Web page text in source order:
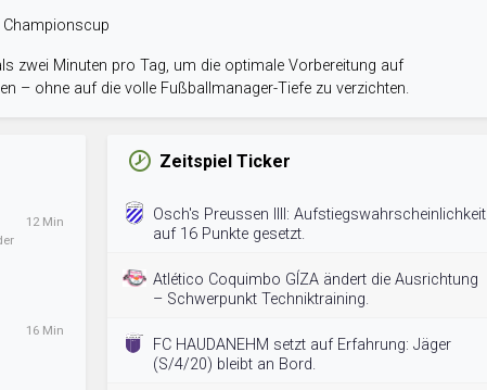
zwei Minuten pro Tag, um die optimale Vorbereitung auf
– ohne auf die volle Fußballmanager-Tiefe zu verzichten.
12 Min
16 Min
Zeitspiel Ticker
Osch's Preussen IIII: Aufstiegswahrscheinlichkeit
auf 16 Punkte gesetzt.
Atlético Coquimbo GÍZA ändert die Ausrichtung
– Schwerpunkt Techniktraining.
FC HAUDANEHM setzt auf Erfahrung: Jäger
(S/4/20) bleibt an Bord.